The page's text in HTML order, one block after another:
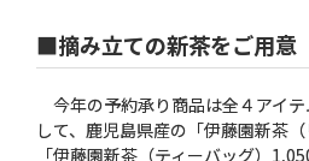
■摘み立ての新茶をご用意
今年の予約承り商品は全４アイ
して、鹿児島県産の「伊藤園新茶
「伊藤園新茶（ティーバッグ）